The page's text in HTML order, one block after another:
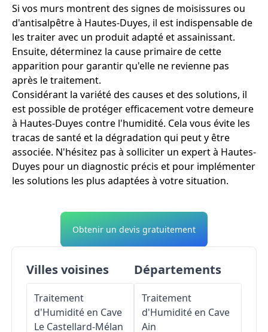
Si vos murs montrent des signes de moisissures ou
d'antisalpêtre à Hautes-Duyes, il est indispensable de
les traiter avec un produit adapté et assainissant.
Ensuite, déterminez la cause primaire de cette
apparition pour garantir qu'elle ne revienne pas
après le traitement.
Considérant la variété des causes et des solutions, il
est possible de protéger efficacement votre demeure
à Hautes-Duyes contre l'humidité. Cela vous évite les
tracas de santé et la dégradation qui peut y être
associée. N'hésitez pas à solliciter un expert à Hautes-
Duyes pour un diagnostic précis et pour implémenter
les solutions les plus adaptées à votre situation.
Obtenir un devis gratuitement
Villes voisines
Traitement
d'Humidité en Cave
Le Castellard-Mélan
Départements
Traitement
d'Humidité en Cave
Ain